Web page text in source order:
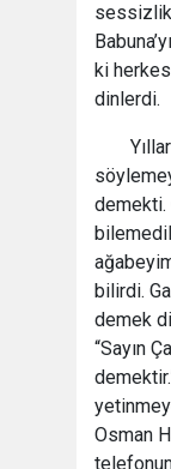
ki herkes
dinlerdi.
bilirdi.
demek
“Sayın
Osman